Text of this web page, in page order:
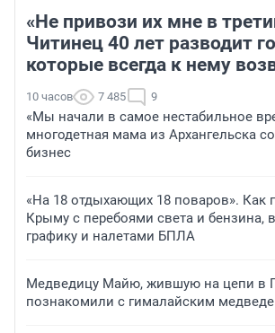
«Не привози их мне в
Читинец 40 лет разводит
которые всегда к нему
10 часов 7 485 9
«Мы начали в самое нестабильное
многодетная мама из Архангельска
бизнес
«На 18 отдыхающих 18 поваров». Как
Крыму с перебоями света и бензина,
графику и налетами БПЛА
Медведицу Майю, жившую на цепи в
познакомили с гималайским